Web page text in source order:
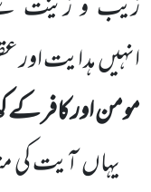
انہیں ہدایت اور
مومن اور کافر
یہاں آیت کی